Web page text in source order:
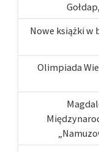
Nowe książki w
Olimpiada